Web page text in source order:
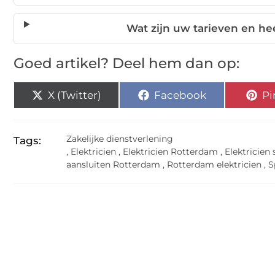
Wat zijn uw tarieven en
Goed artikel? Deel hem dan op:
X (Twitter) Facebook
Tags:
Zakelijke dienstverlening
, Elektricien , Elektricien Rotterdam , Elektricien
aansluiten Rotterdam , Rotterdam elektricien ,